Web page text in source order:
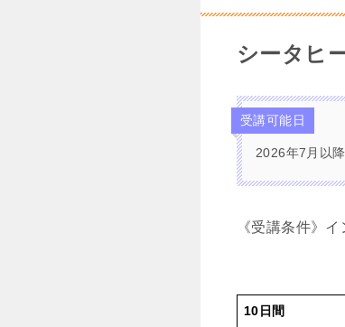
シータヒ
受講可能日
2026年7月以
《受講条件》 イ
10日間